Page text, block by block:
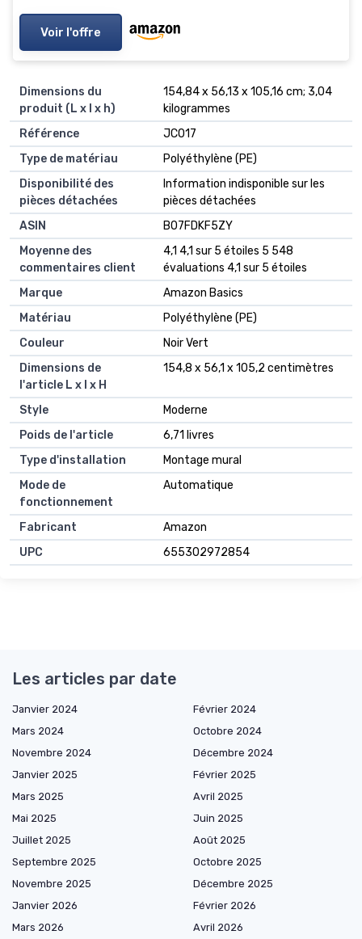
Voir l'offre
Dimensions du
produit (L x l x h)
‎154,84 x 56,13 x 105,16 cm; 3,04
kilogrammes
Référence
‎JC017
Type de matériau
‎Polyéthylène (PE)
Disponibilité des
pièces détachées
‎Information indisponible sur les
pièces détachées
ASIN
B07FDKF5ZY
Moyenne des
commentaires client
4,1 4,1 sur 5 étoiles 5 548
évaluations 4,1 sur 5 étoiles
Marque
Amazon Basics
Matériau
Polyéthylène (PE)
Couleur
Noir Vert
Dimensions de
l'article L x l x H
154,8 x 56,1 x 105,2 centimètres
Style
Moderne
Poids de l'article
6,71 livres
Type d'installation
Montage mural
Mode de
fonctionnement
Automatique
Fabricant
Amazon
UPC
655302972854
Les articles par date
Janvier 2024
Février 2024
Mars 2024
Octobre 2024
Novembre 2024
Décembre 2024
Janvier 2025
Février 2025
Mars 2025
Avril 2025
Mai 2025
Juin 2025
Juillet 2025
Août 2025
Septembre 2025
Octobre 2025
Novembre 2025
Décembre 2025
Janvier 2026
Février 2026
Mars 2026
Avril 2026